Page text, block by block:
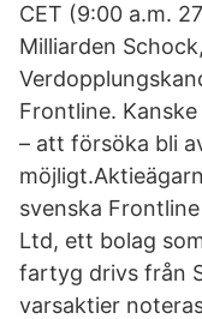
CET (9:00 a.m.
Milliarden
Frontline.
– att försöka bli
svenska
Ltd, ett bolag
fartyg drivs från
varsaktier